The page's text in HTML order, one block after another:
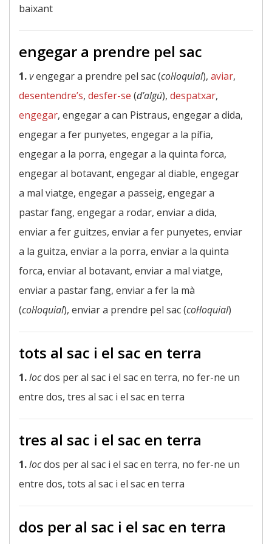
baixant
engegar a prendre pel sac
1.vengegar a prendre pel sac (col·loquial), aviar,
desentendre’s, desfer-se (d’algú), despatxar,
engegar, engegar a can Pistraus, engegar a dida,
engegar a fer punyetes, engegar a la pífia,
engegar a la porra, engegar a la quinta forca,
engegar al botavant, engegar al diable, engegar
a mal viatge, engegar a passeig, engegar a
pastar fang, engegar a rodar, enviar a dida,
enviar a fer guitzes, enviar a fer punyetes, enviar
a la guitza, enviar a la porra, enviar a la quinta
forca, enviar al botavant, enviar a mal viatge,
enviar a pastar fang, enviar a fer la mà
(col·loquial), enviar a prendre pel sac (col·loquial)
tots al sac i el sac en terra
1.locdos per al sac i el sac en terra, no fer-ne un
entre dos, tres al sac i el sac en terra
tres al sac i el sac en terra
1.locdos per al sac i el sac en terra, no fer-ne un
entre dos, tots al sac i el sac en terra
dos per al sac i el sac en terra